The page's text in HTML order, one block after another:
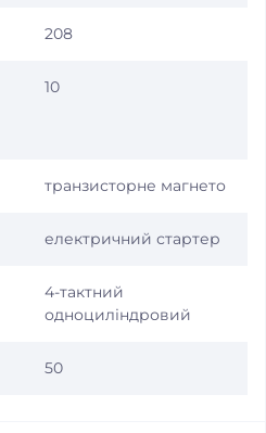
208
10
транзисторне магнето
електричний стартер
4-тактний
одноциліндровий
50